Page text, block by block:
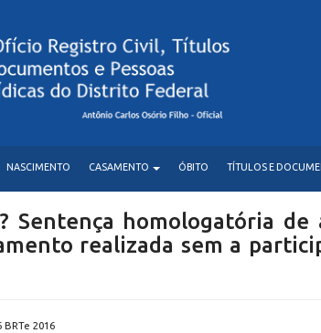
NASCIMENTO CASAMENTO ÓBITO TÍTULOS E
Sentença homologatória de
realizada sem a
2016